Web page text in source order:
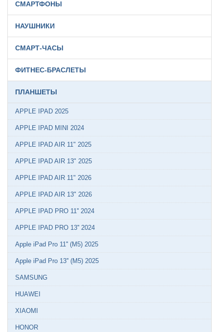
СМАРТФОНЫ
НАУШНИКИ
СМАРТ-ЧАСЫ
ФИТНЕС-БРАСЛЕТЫ
ПЛАНШЕТЫ
APPLE IPAD 2025
APPLE IPAD MINI 2024
APPLE IPAD AIR 11" 2025
APPLE IPAD AIR 13" 2025
APPLE IPAD AIR 11" 2026
APPLE IPAD AIR 13" 2026
APPLE IPAD PRO 11'' 2024
APPLE IPAD PRO 13'' 2024
Apple iPad Pro 11'' (M5) 2025
Apple iPad Pro 13'' (M5) 2025
SAMSUNG
HUAWEI
XIAOMI
HONOR